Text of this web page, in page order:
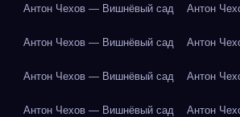
Антон Чехов — Вишнёвый сад Антон
Антон Чехов — Вишнёвый сад Антон
Антон Чехов — Вишнёвый сад Антон
Антон Чехов — Вишнёвый сад Антон